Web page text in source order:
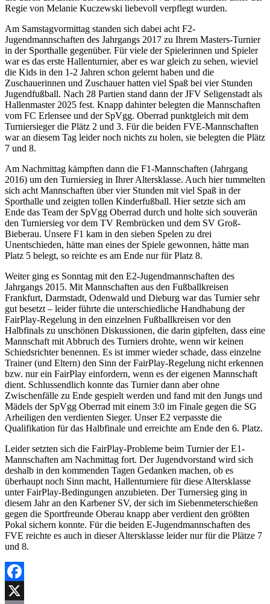
Regie von Melanie Kuczewski liebevoll verpflegt wurden.
Am Samstagvormittag standen sich dabei acht F2-
Jugendmannschaften des Jahrgangs 2017 zu Ihrem Masters-Turnier
in der Sporthalle gegenüber. Für viele der Spielerinnen und Spieler
war es das erste Hallenturnier, aber es war gleich zu sehen, wieviel
die Kids in den 1-2 Jahren schon gelernt haben und die
Zuschauerinnen und Zuschauer hatten viel Spaß bei vier Stunden
Jugendfußball. Nach 28 Partien stand dann der JFV Seligenstadt als
Hallenmaster 2025 fest. Knapp dahinter belegten die Mannschaften
vom FC Erlensee und der SpVgg. Oberrad punktgleich mit dem
Turniersieger die Plätz 2 und 3. Für die beiden FVE-Mannschaften
war an diesem Tag leider noch nichts zu holen, sie belegten die Plätz
7 und 8.
Am Nachmittag kämpften dann die F1-Mannschaften (Jahrgang
2016) um den Turniersieg in Ihrer Altersklasse. Auch hier tummelten
sich acht Mannschaften über vier Stunden mit viel Spaß in der
Sporthalle und zeigten tollen Kinderfußball. Hier setzte sich am
Ende das Team der SpVgg Oberrad durch und holte sich souverän
den Turniersieg vor dem TV Rembrücken und dem SV Groß-
Bieberau. Unsere F1 kam in den sieben Spelen zu drei
Unentschieden, hätte man eines der Spiele gewonnen, hätte man
Platz 5 belegt, so reichte es am Ende nur für Platz 8.
Weiter ging es Sonntag mit den E2-Jugendmannschaften des
Jahrgangs 2015. Mit Mannschaften aus den Fußballkreisen
Frankfurt, Darmstadt, Odenwald und Dieburg war das Turnier sehr
gut besetzt – leider führte die unterschiedliche Handhabung der
FairPlay-Regelung in den einzelnen Fußballkreisen vor den
Halbfinals zu unschönen Diskussionen, die darin gipfelten, dass eine
Mannschaft mit Abbruch des Turniers drohte, wenn wir keinen
Schiedsrichter benennen. Es ist immer wieder schade, dass einzelne
Trainer (und Eltern) den Sinn der FairPlay-Regelung nicht erkennen
bzw. nur ein FairPlay einfordern, wenn es der eigenen Mannschaft
dient. Schlussendlich konnte das Turnier dann aber ohne
Zwischenfälle zu Ende gespielt werden und fand mit den Jungs und
Mädels der SpVgg Oberrad mit einem 3:0 im Finale gegen die SG
Arheiligen den verdienten Sieger. Unser E2 verpasste die
Qualifikation für das Halbfinale und erreichte am Ende den 6. Platz.
Leider setzten sich die FairPlay-Probleme beim Turnier der E1-
Mannschaften am Nachmittag fort. Der Jugendvorstand wird sich
deshalb in den kommenden Tagen Gedanken machen, ob es
überhaupt noch Sinn macht, Hallenturniere für diese Altersklasse
unter FairPlay-Bedingungen anzubieten. Der Turnersieg ging in
diesem Jahr an den Karbener SV, der sich im Siebenmeterschießen
gegen die Sportfreunde Oberau knapp aber verdient den größten
Pokal sichern konnte. Für die beiden E-Jugendmannschaften des
FVE reichte es auch in dieser Altersklasse leider nur für die Plätze 7
und 8.
Facebook